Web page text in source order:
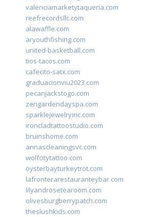
valenciamarketytaqueria.com
reefrecordsllc.com
alawaffle.com
aryouthfishing.com
united-basketball.com
tios-tacos.com
cafecito-satx.com
graduacionviu2023.com
pecanjackstogo.com
zengardendayspa.com
sparklejewelryinc.com
ironcladtattoostudio.com
bruinshome.com
annascleaningsvc.com
wolfcitytattoo.com
oysterbayturkeytrot.com
lafronterarestauranteybar.com
lilyandrosetearoom.com
olivesburgberrypatch.com
theslushkids.com